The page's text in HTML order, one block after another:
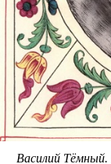
Василий Тёмный.